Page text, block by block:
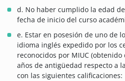
d. No haber cumplido la edad
fecha de inicio del curso
e. Estar en posesión de uno de
idioma inglés expedido por los
reconocidos por MIUC
años de antigüedad respecto a
con las siguientes calificaciones: